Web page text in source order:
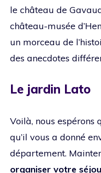
le château de
château-musée
un morceau de
des anecdotes
Le jardin Lato
Voilà, nous espérons
qu’il vous a donné
département.
organiser votre